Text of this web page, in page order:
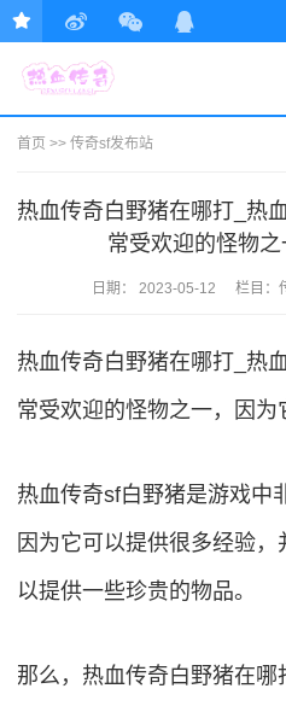
首页 >> 传奇sf发布站
热血传奇白野猪在哪打_热
常受欢迎的怪物
日期： 2023-05-12 栏目：
热血传奇白野猪在哪打_热
常受欢迎的怪物之一，因为
热血传奇sf白野猪是游戏中
因为它可以提供很多经验
以提供一些珍贵的物品。
那么，热血传奇白野猪在哪